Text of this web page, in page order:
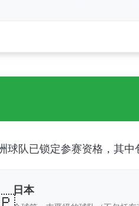
球队已锁定参赛资格，其
日本